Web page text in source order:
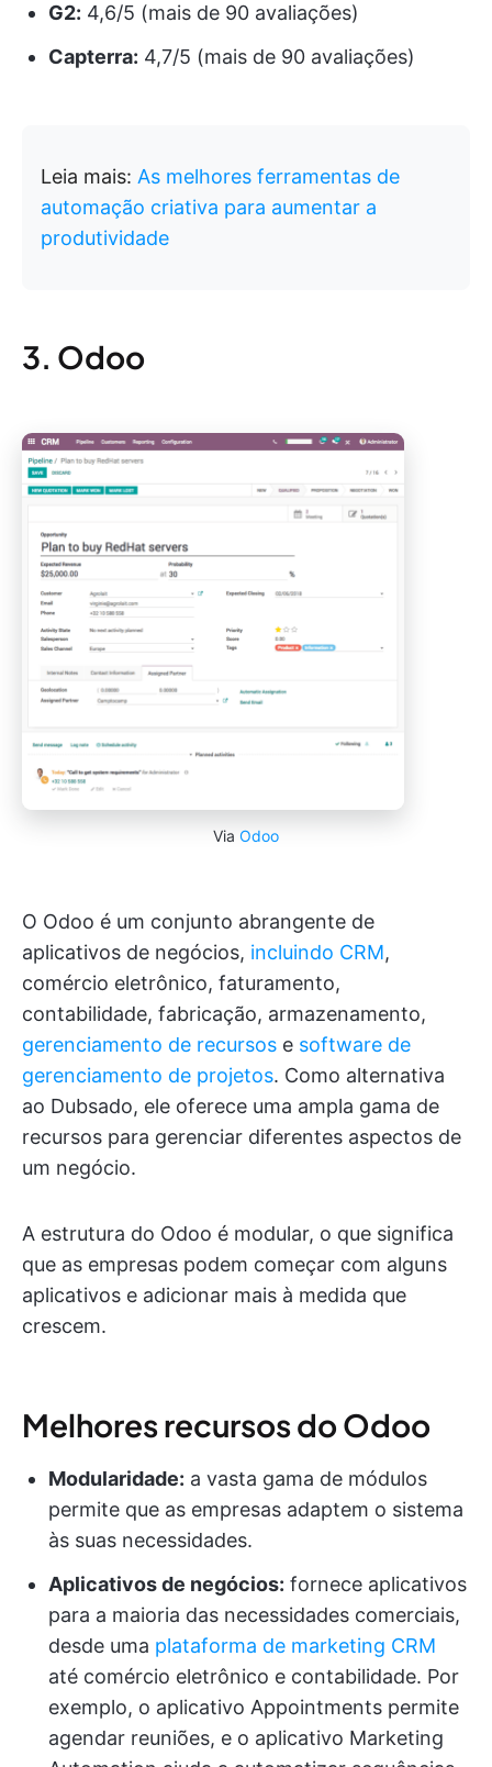
G2: 4,6/5 (mais de 90 avaliações)
Capterra: 4,7/5 (mais de 90 avaliações)
Leia mais: As melhores ferramentas de
automação criativa para aumentar a
produtividade
3. Odoo
Via Odoo
O Odoo é um conjunto abrangente de
aplicativos de negócios, incluindo CRM,
comércio eletrônico, faturamento,
contabilidade, fabricação, armazenamento,
gerenciamento de recursos e software de
gerenciamento de projetos. Como alternativa
ao Dubsado, ele oferece uma ampla gama de
recursos para gerenciar diferentes aspectos de
um negócio.
A estrutura do Odoo é modular, o que significa
que as empresas podem começar com alguns
aplicativos e adicionar mais à medida que
crescem.
Melhores recursos do Odoo
Modularidade: a vasta gama de módulos
permite que as empresas adaptem o sistema
às suas necessidades.
Aplicativos de negócios: fornece aplicativos
para a maioria das necessidades comerciais,
desde uma plataforma de marketing CRM
até comércio eletrônico e contabilidade. Por
exemplo, o aplicativo Appointments permite
agendar reuniões, e o aplicativo Marketing